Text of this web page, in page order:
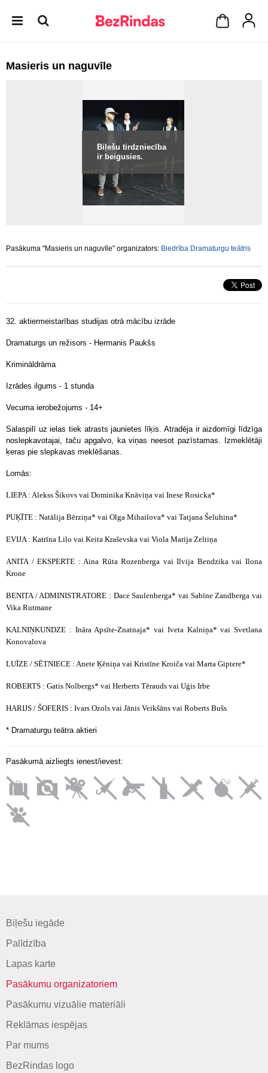
Masieris un naguvīle
Biļešu tirdzniecība
ir beigusies.
Pasākuma "Masieris un naguvīle" organizators: Biedrība Dramaturgu teātris
32. aktiermeistarības studijas otrā mācību izrāde
Dramaturgs un režisors - Hermanis Paukšs
Krimināldrāma
Izrādes ilgums - 1 stunda
Vecuma ierobežojums - 14+
Salaspilī uz ielas tiek atrasts jaunietes līķis. Atradēja ir aizdomīgi līdzīga
noslepkavotajai, taču apgalvo, ka viņas neesot pazīstamas. Izmeklētāji
ķeras pie slepkavas meklēšanas.
Lomās:
LIEPA : Alekss Šikovs vai Dominika Knāviņa vai Inese Rosicka*
PUĶĪTE : Natālija Bērziņa* vai Olga Mihailova* vai Tatjana Šeluhina*
EVIJA : Katrīna Lilo vai Keita Kraševska vai Viola Marija Zeltiņa
ANITA / EKSPERTE : Aina Rūta Rozenberga vaiIlvija Bendzikavai Ilona
Krone
BENITA / ADMINISTRATORE : Dace Saulenberga*vai Sabīne Zandbergavai
Vika Rutmane
KALNIŅKUNDZE : Ināra Apsīte-Znatnaja* vai Iveta Kalniņa*vai Svetlana
Konovalova
LUĪZE / SĒTNIECE : Anete Ķēniņa vai Kristīne Kroiča vai Marta Giptere*
ROBERTS : Gatis Nolbergs* vai Herberts Tērauds vai Uģis Irbe
HARIJS / ŠOFERIS : Ivars Ozols vai Jānis Veikšāns vai Roberts Bušs
* Dramaturgu teātra aktieri
Pasākumā aizliegts ienest/ievest:
Biļešu iegāde
Palīdzība
Lapas karte
Pasākumu organizatoriem
Pasākumu vizuālie materiāli
Reklāmas iespējas
Par mums
BezRindas logo